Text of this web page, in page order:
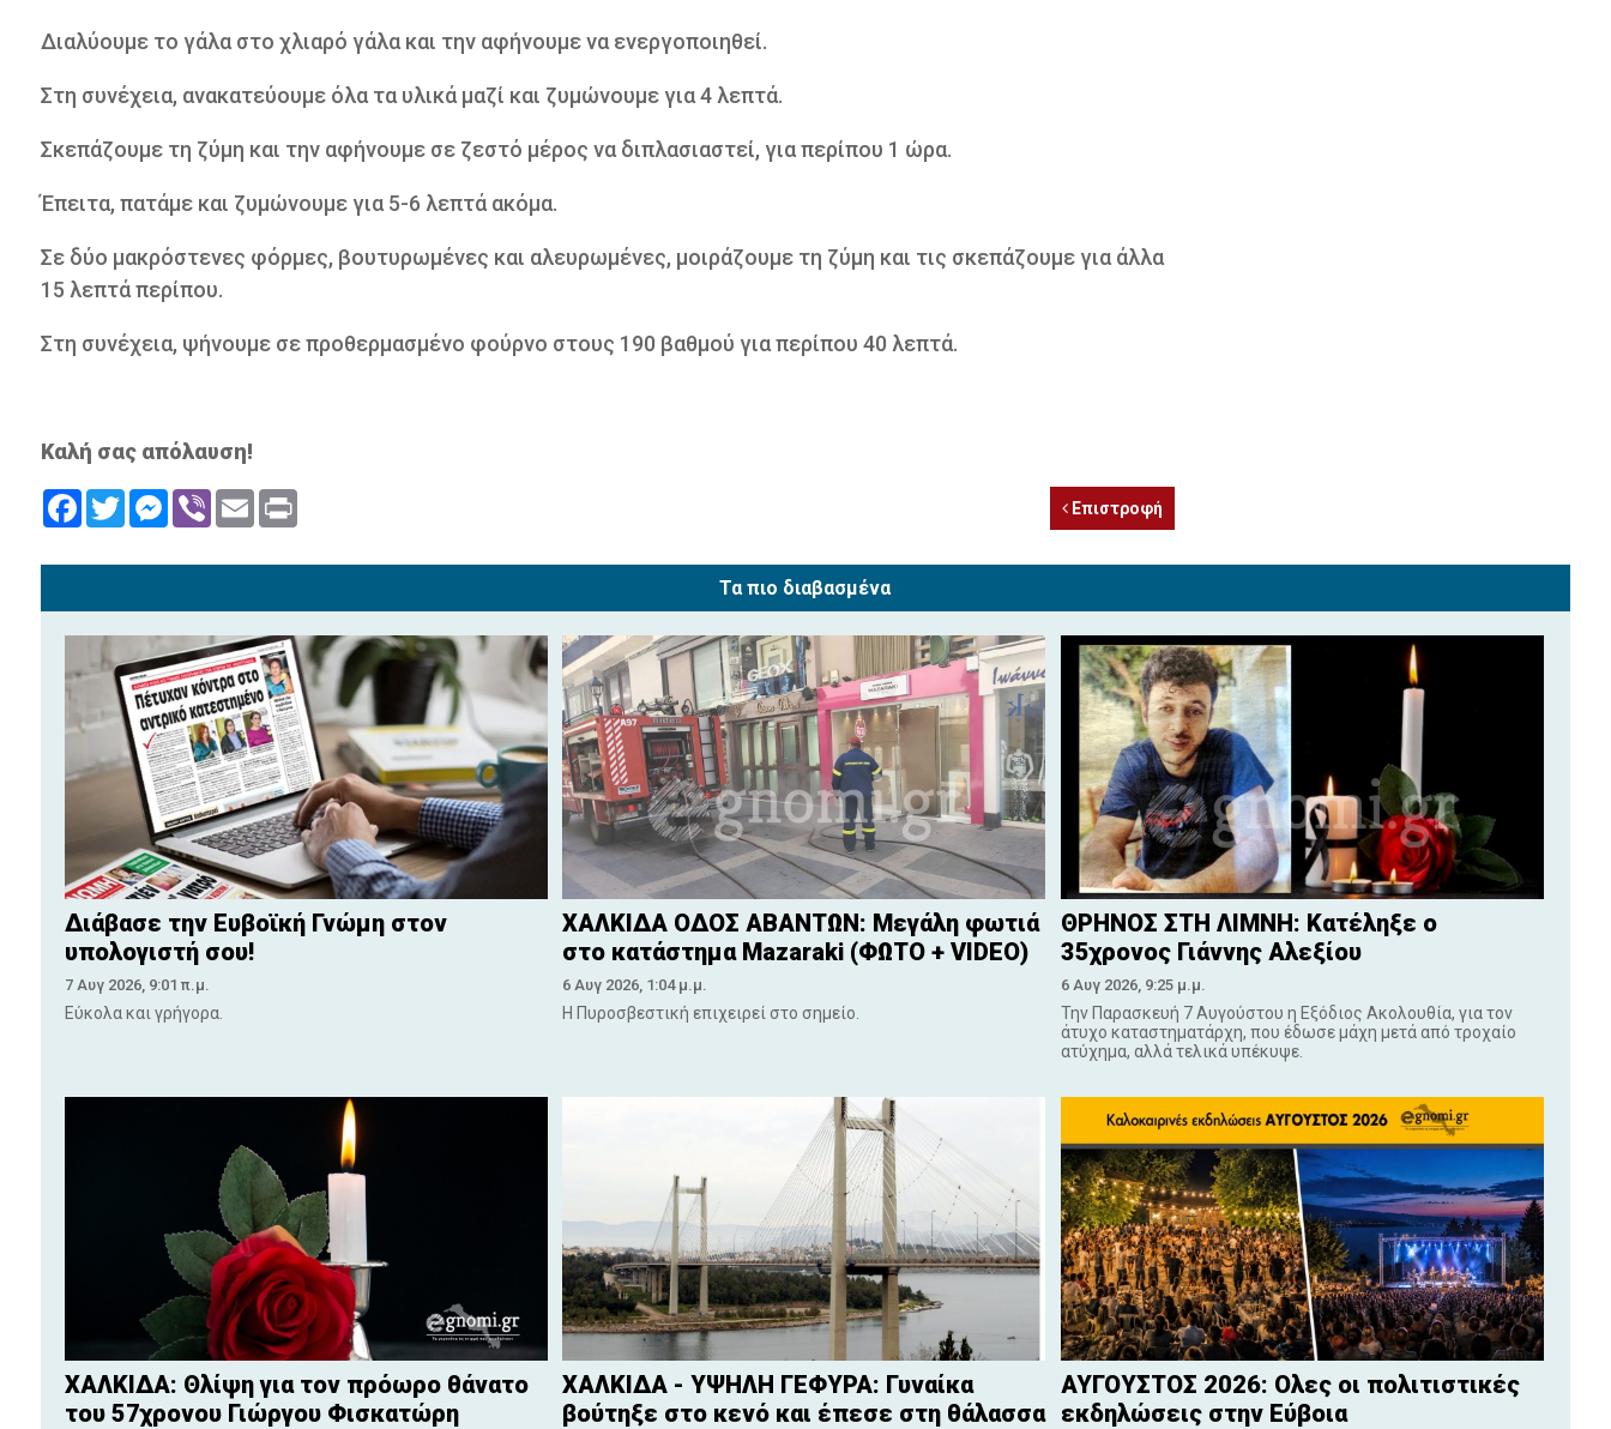
Διαλύουμε το γάλα στο χλιαρό γάλα και την αφήνουμε να ενεργοποιηθεί.
Στη συνέχεια, ανακατεύουμε όλα τα υλικά μαζί και ζυμώνουμε για 4 λεπτά.
Σκεπάζουμε τη ζύμη και την αφήνουμε σε ζεστό μέρος να διπλασιαστεί, για περίπου 1 ώρα.
Έπειτα, πατάμε και ζυμώνουμε για 5-6 λεπτά ακόμα.
Σε δύο μακρόστενες φόρμες, βουτυρωμένες και αλευρωμένες, μοιράζουμε τη ζύμη και τις σκεπάζουμε για άλλα
15 λεπτά περίπου.
Στη συνέχεια, ψήνουμε σε προθερμασμένο φούρνο στους 190 βαθμού για περίπου 40 λεπτά.
Καλή σας απόλαυση!
FacebookTwitterMessenger
Viber Email Print Επιστροφή
Τα πιο διαβασμένα
Διάβασε την Ευβοϊκή Γνώμη στον
υπολογιστή σου!
7 Αυγ 2026, 9:01 π.μ.
Εύκολα και γρήγορα.
ΧΑΛΚΙΔΑ ΟΔΟΣ ΑΒΑΝΤΩΝ: Μεγάλη φωτιά
στο κατάστημα Mazaraki (ΦΩΤΟ + VIDEO)
6 Αυγ 2026, 1:04 μ.μ.
Η Πυροσβεστική επιχειρεί στο σημείο.
ΘΡΗΝΟΣ ΣΤΗ ΛΙΜΝΗ: Κατέληξε ο
35χρονος Γιάννης Αλεξίου
6 Αυγ 2026, 9:25 μ.μ.
Την Παρασκευή 7 Αυγούστου η Εξόδιος Ακολουθία, για τον
άτυχο καταστηματάρχη, που έδωσε μάχη μετά από τροχαίο
ατύχημα, αλλά τελικά υπέκυψε.
ΧΑΛΚΙΔΑ: Θλίψη για τον πρόωρο θάνατο
του 57χρονου Γιώργου Φισκατώρη
ΧΑΛΚΙΔΑ - ΥΨΗΛΗ ΓΕΦΥΡΑ: Γυναίκα
βούτηξε στο κενό και έπεσε στη θάλασσα
ΑΥΓΟΥΣΤΟΣ 2026: Ολες οι πολιτιστικές
εκδηλώσεις στην Εύβοια